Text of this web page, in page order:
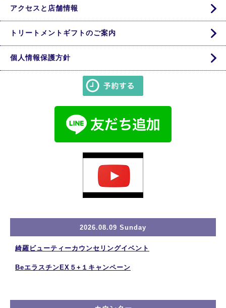
アクセスと店舗情報
トリートメントギフトのご案内
個人情報保護方針
2026.08.09 Sunday
綺羅ビューティーカウンセリングイベント
BeエラスチンEX５+１キャンペーン